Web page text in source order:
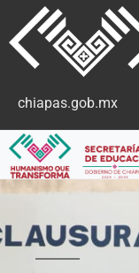
chiapas.gob.mx